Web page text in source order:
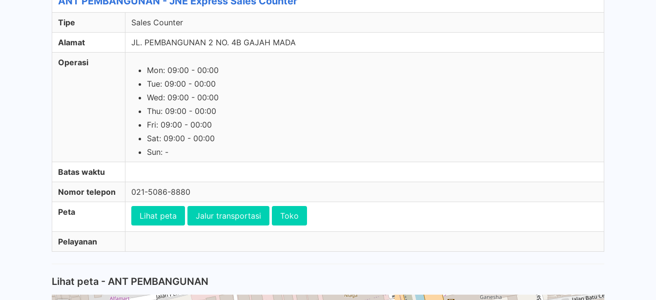
Tipe Sales Counter
Alamat JL. PEMBANGUNAN 2 NO. 4B GAJAH MADA
Operasi
Mon: 09:00 - 00:00
Tue: 09:00 - 00:00
Wed: 09:00 - 00:00
Thu: 09:00 - 00:00
Fri: 09:00 - 00:00
Sat: 09:00 - 00:00
Sun: -
Batas waktu
Nomor telepon 021-5086-8880
Peta Lihat peta Jalur transportasi Toko
Pelayanan
Lihat peta - ANT PEMBANGUNAN